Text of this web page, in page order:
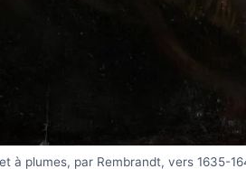
à plumes, par Rembrandt, vers 1635-